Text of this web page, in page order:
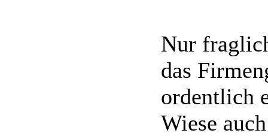
Nur
das
ordentlich
Wiese